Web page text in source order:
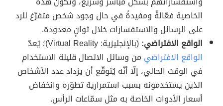
الخاصية فعّالةً ومفيدةً في حال وجود شخص متفرّغ للرد
على الرسائل والاستفسارات خلال ثوانٍ معدودة.
الواقع الافتراضي:(بالإنجليزية: Virtual Reality)؛ يُعدّ
الواقع الافتراضي من وسائل الاتصال قليلة الاستخدام
في الوقت الحالي، إلّا أنّه يُتوقّع أن يزداد عدد الأشخاص
الذين يستخدمونه بسبب استمرارية تطوّره وانخفاض
أسعار الأدوات الخاصة به مثل سمّاعات الرأس.